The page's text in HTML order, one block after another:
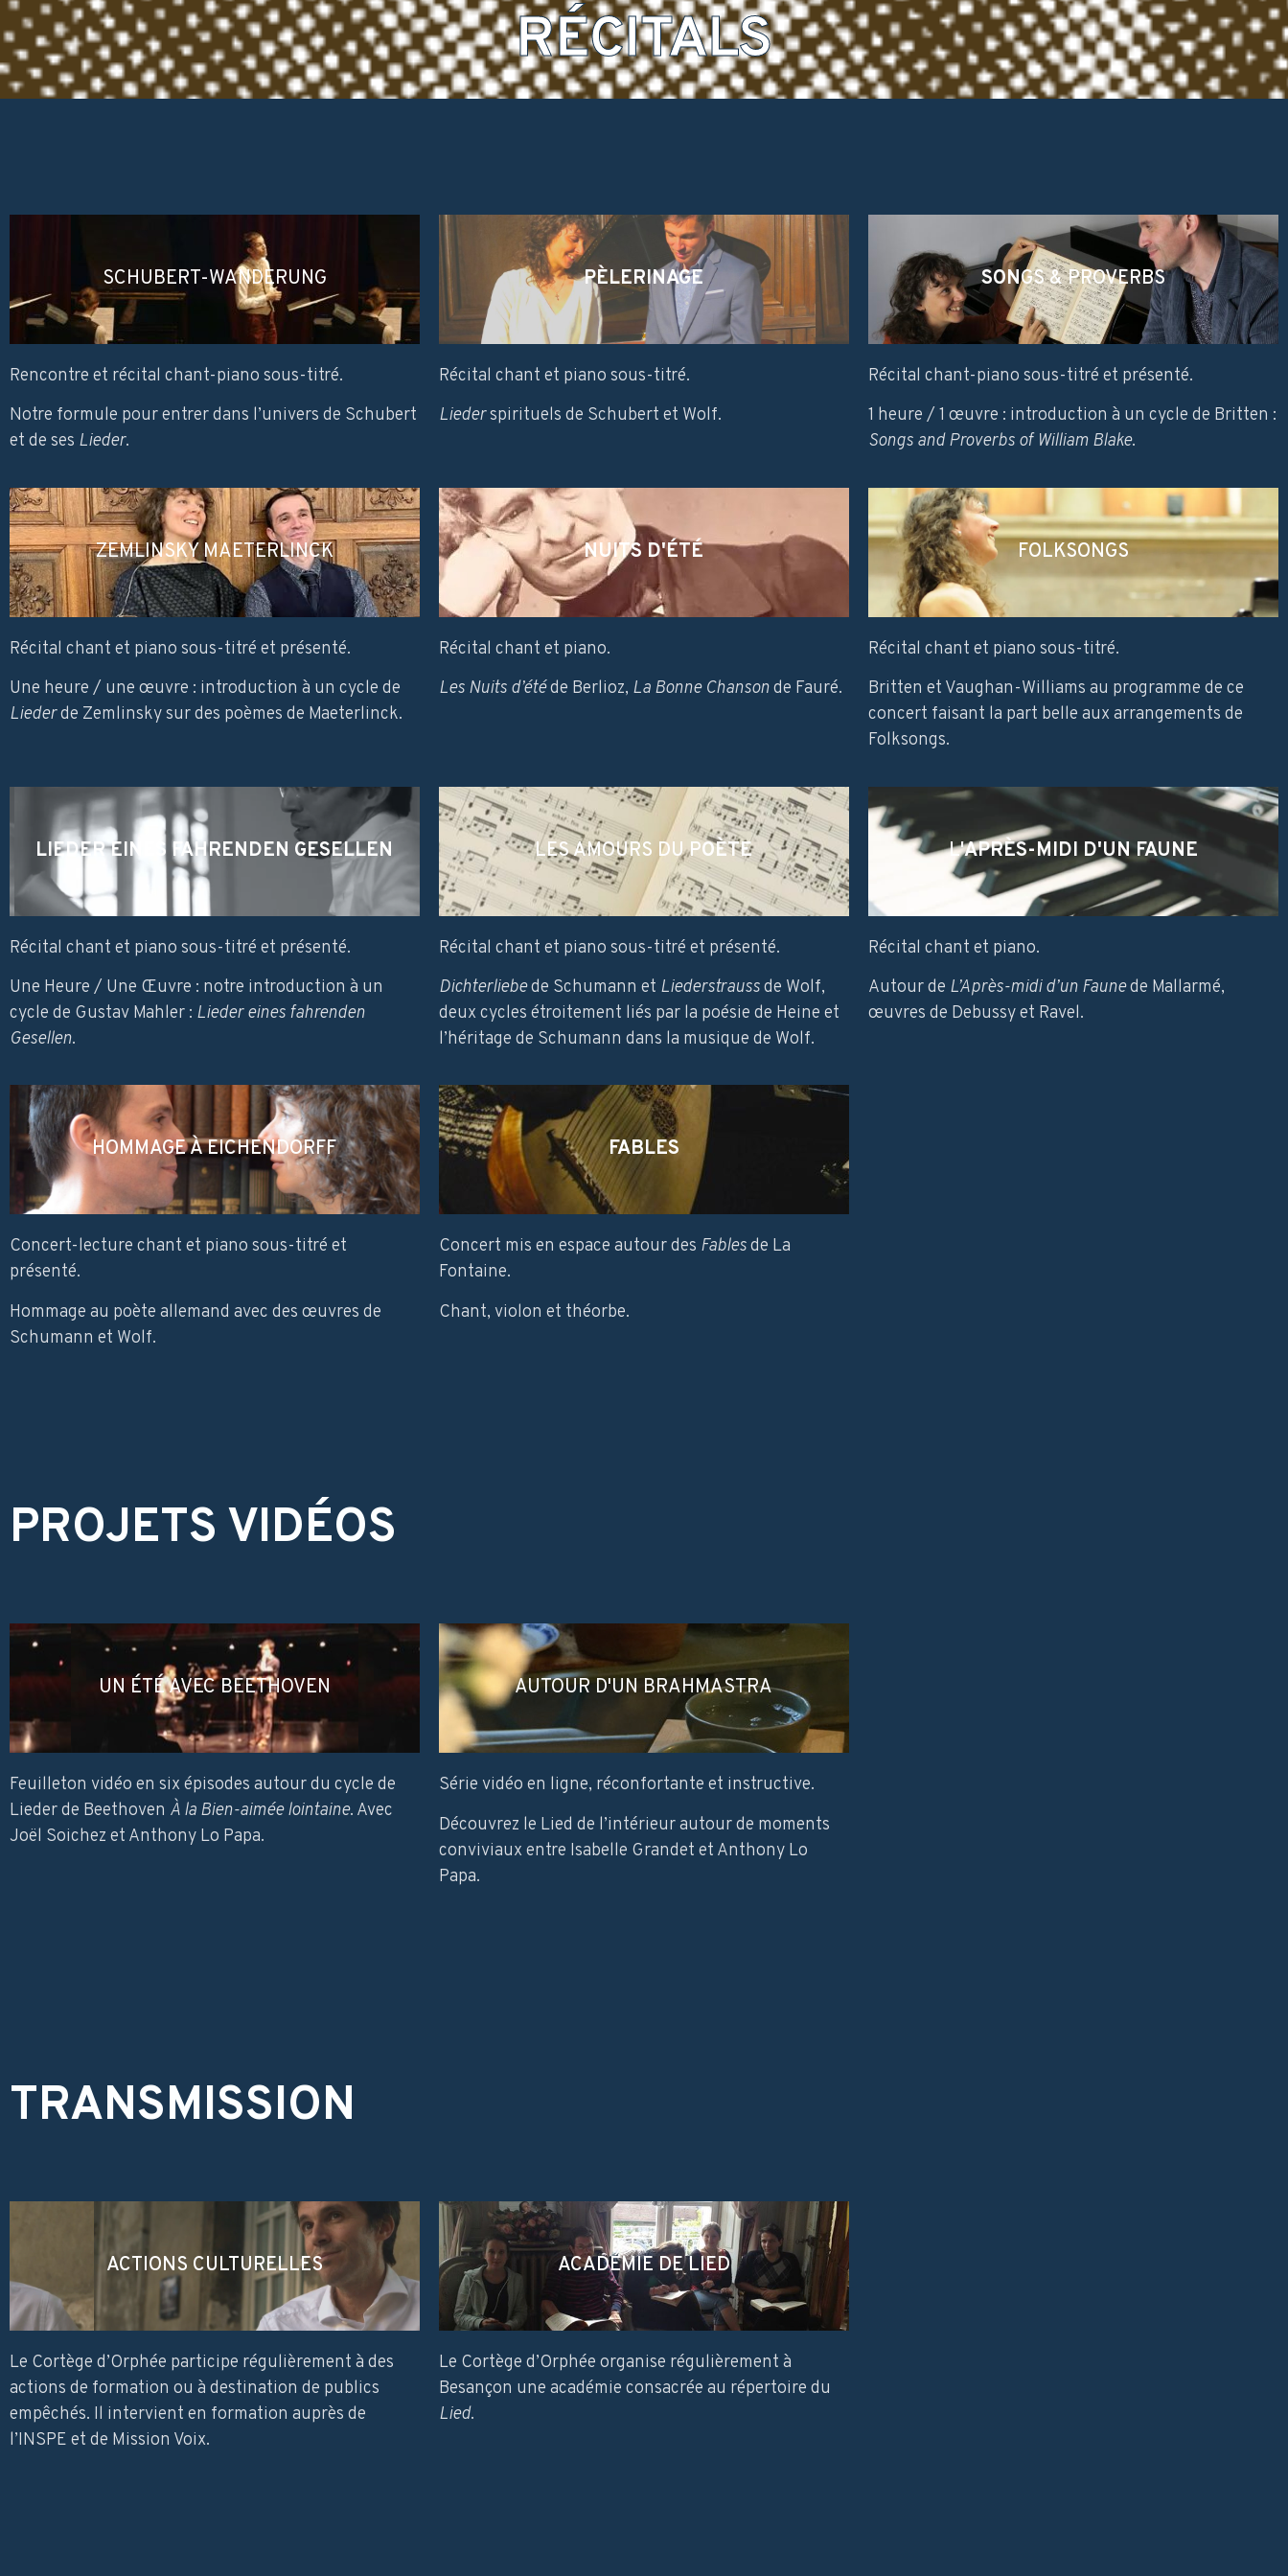
RÉCITALS
SCHUBERT-WANDERUNG
Rencontre et récital chant-piano sous-titré.
Notre formule pour entrer dans l’univers de Schubert
et de ses Lieder.
PÈLERINAGE
Récital chant et piano sous-titré.
Liederspirituels de Schubert et Wolf.
SONGS & PROVERBS
Récital chant-piano sous-titré et présenté.
1 heure / 1 œuvre : introduction à un cycle de Britten :
Songs and Proverbs of William Blake.
ZEMLINSKY MAETERLINCK
Récital chant et piano sous-titré et présenté.
Une heure / une œuvre : introduction à un cycle de
Liederde Zemlinsky sur des poèmes de Maeterlinck.
NUITS D'ÉTÉ
Récital chant et piano.
Les Nuits d’étéde Berlioz, La Bonne Chansonde Fauré.
FOLKSONGS
Récital chant et piano sous-titré.
Britten et Vaughan-Williams au programme de ce
concert faisant la part belle aux arrangements de
Folksongs.
LIEDER EINES FAHRENDEN GESELLEN
Récital chant et piano sous-titré et présenté.
Une Heure / Une Œuvre : notre introduction à un
cycle de Gustav Mahler : Lieder eines fahrenden
Gesellen.
LES AMOURS DU POÈTE
Récital chant et piano sous-titré et présenté.
Dichterliebede Schumann et Liederstraussde Wolf,
deux cycles étroitement liés par la poésie de Heine et
l’héritage de Schumann dans la musique de Wolf.
L'APRÈS-MIDI D'UN FAUNE
Récital chant et piano.
Autour de L’Après-midi d’un Faunede Mallarmé,
œuvres de Debussy et Ravel.
HOMMAGE À EICHENDORFF
Concert-lecture chant et piano sous-titré et
présenté.
Hommage au poète allemand avec des œuvres de
Schumann et Wolf.
FABLES
Concert mis en espace autour des Fablesde La
Fontaine.
Chant, violon et théorbe.
PROJETS VIDÉOS
UN ÉTÉ AVECBEETHOVEN
Feuilleton vidéo en six épisodes autour du cycle de
Lieder de Beethoven À la Bien-aimée lointaine. Avec
Joël Soichez et Anthony Lo Papa.
AUTOUR D'UN BRAHMASTRA
Série vidéo en ligne, réconfortante et instructive.
Découvrez le Lied de l’intérieur autour de moments
conviviaux entre Isabelle Grandet et Anthony Lo
Papa.
TRANSMISSION
ACTIONS CULTURELLES
Le Cortège d’Orphée participe régulièrement à des
actions de formation ou à destination de publics
empêchés. Il intervient en formation auprès de
l’INSPE et de Mission Voix.
ACADÉMIE DE LIED
Le Cortège d’Orphée organise régulièrement à
Besançon une académie consacrée au répertoire du
Lied.